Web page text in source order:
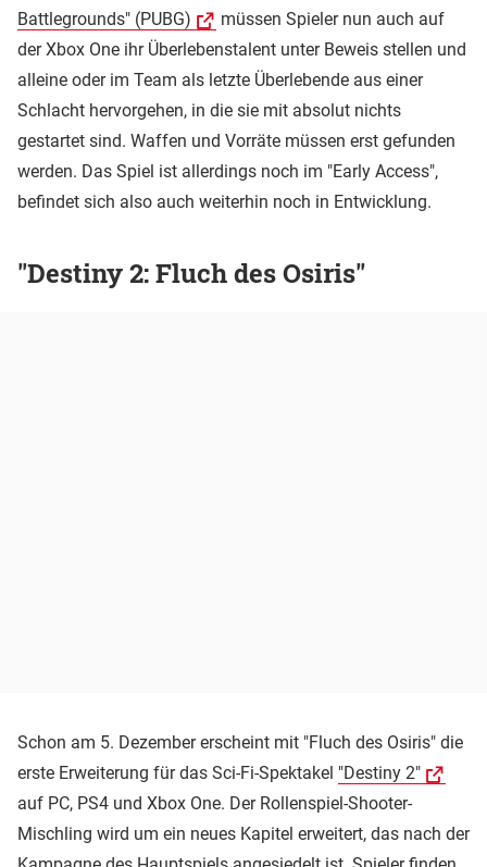
Battlegrounds" (PUBG)
müssen Spieler nun auch auf
der Xbox One ihr Überlebenstalent unter Beweis stellen und
alleine oder im Team als letzte Überlebende aus einer
Schlacht hervorgehen, in die sie mit absolut nichts
gestartet sind. Waffen und Vorräte müssen erst gefunden
werden. Das Spiel ist allerdings noch im "Early Access",
befindet sich also auch weiterhin noch in Entwicklung.
"Destiny 2: Fluch des Osiris"
Schon am 5. Dezember erscheint mit "Fluch des Osiris" die
erste Erweiterung für das Sci-Fi-Spektakel "Destiny 2"
auf PC, PS4 und Xbox One. Der Rollenspiel-Shooter-
Mischling wird um ein neues Kapitel erweitert, das nach der